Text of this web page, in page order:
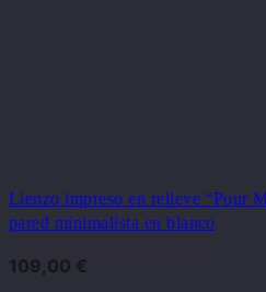
Lienzo impreso en relieve “Pour
pared minimalista en blanco
109,00 €